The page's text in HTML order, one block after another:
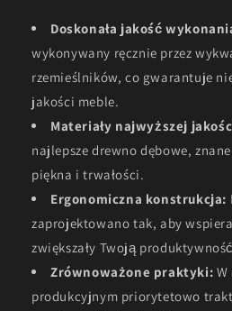
Doskonała jakość
wykonywany ręcznie przez
rzemieślników, co gwarantuje
jakości meble.
Materiały najwyższej
najlepsze drewno dębowe,
piękna i trwałości.
Ergonomiczna konstrukcja:
zaprojektowano tak, aby
zwiększały Twoją
Zrównoważone praktyki: W
produkcyjnym priorytetowo